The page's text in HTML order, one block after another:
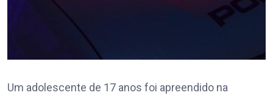
Um adolescente de 17 anos foi apreendido na